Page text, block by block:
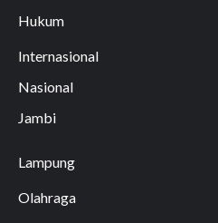
Hukum
Internasional
Nasional
Jambi
Lampung
Olahraga